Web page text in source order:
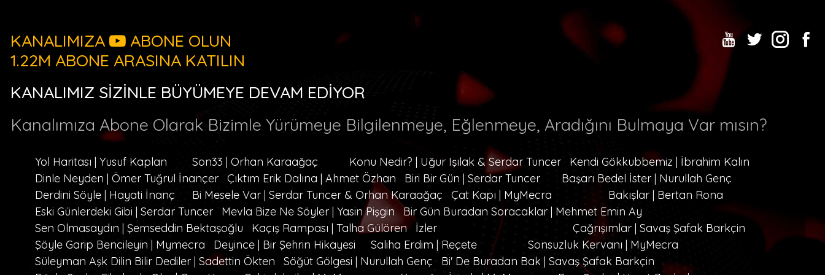
KANALIMIZA
ABONE OLUN
1.22M ABONE ARASINA KATILIN
KANALIMIZ SİZİNLE BÜYÜMEYE DEVAM EDİYOR
Kanalımıza Abone Olarak Bizimle Yürümeye Bilgilenmeye, Eğlenmeye, Aradığını Bulmaya Var mısın?
Yol Haritası | Yusuf Kaplan Son33 | Orhan Karaağaç Konu Nedir? | Uğur Işılak & Serdar Tuncer
Kendi Gökkubbemiz | İbrahim Kalın
Dinle Neyden | Ömer Tuğrul İnançer
Çıktım Erik Dalına | Ahmet Özhan Biri Bir Gün | Serdar Tuncer
Başarı Bedel İster | Nurullah Genç
Derdini Söyle | Hayati İnanç
Bi Mesele Var | Serdar Tuncer & Orhan Karaağaç Çat Kapı | MyMecra
Bakışlar | Bertan Rona
Eski Günlerdeki Gibi | Serdar Tuncer
Mevla Bize Ne Söyler | Yasin Pişgin
Bir Gün Buradan Soracaklar | Mehmet Emin Ay
Sen Olmasaydın | Şemseddin Bektaşoğlu
Kaçış Rampası | Talha Gülören İzler
Çağrışımlar | Savaş Şafak Barkçin
Şöyle Garip Bencileyin | Mymecra
Deyince | Bir Şehrin Hikayesi Saliha Erdim | Reçete
Sonsuzluk Kervanı | MyMecra
Süleyman Aşk Dilin Bilir Dediler | Sadettin Ökten
Söğüt Gölgesi | Nurullah Genç
Bi' De Buradan Bak | Savaş Şafak Barkçin